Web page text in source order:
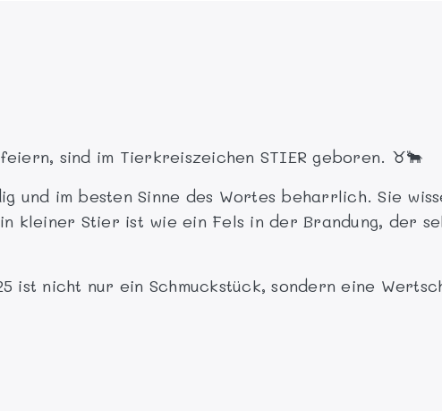
sind im Tierkreiszeichen STIER geboren. ♉🐂
und im besten Sinne des Wortes beharrlich. Sie
kleiner Stier ist wie ein Fels in der Brandung, der
ist nicht nur ein Schmuckstück, sondern eine